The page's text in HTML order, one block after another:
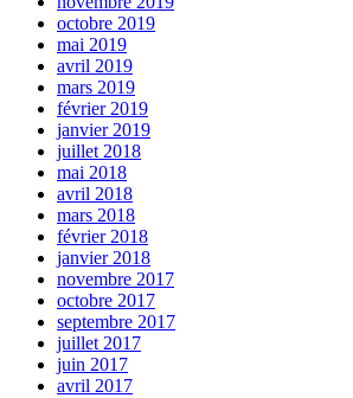
octobre 2019
mai 2019
avril 2019
mars 2019
février 2019
janvier 2019
juillet 2018
mai 2018
avril 2018
mars 2018
février 2018
janvier 2018
novembre 2017
octobre 2017
septembre 2017
juillet 2017
juin 2017
avril 2017